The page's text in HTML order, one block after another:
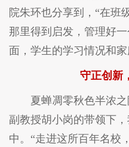
院朱环也分享到，“在班
那里得到启发，管理好
面，学生的学习情况和
守正创新
夏蝉凋零秋色半浓
副教授胡小岗的带领下
中。“走进这所百年名校